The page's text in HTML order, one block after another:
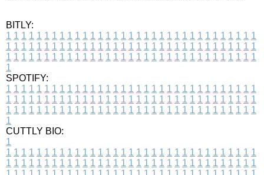
BITLY:
1 1 1 1 1 1 1 1 1 1 1 1 1 1 1 1 1 1 1 1 1 1 1 1 1 1 1 1 1 1 1 1 1
1 1 1 1 1 1 1 1 1 1 1 1 1 1 1 1 1 1 1 1 1 1 1 1 1 1 1 1 1 1 1 1 1
1 1 1 1 1 1 1 1 1 1 1 1 1 1 1 1 1 1 1 1 1 1 1 1 1 1 1 1 1 1 1 1 1
1
SPOTIFY:
1 1 1 1 1 1 1 1 1 1 1 1 1 1 1 1 1 1 1 1 1 1 1 1 1 1 1 1 1 1 1 1 1
1 1 1 1 1 1 1 1 1 1 1 1 1 1 1 1 1 1 1 1 1 1 1 1 1 1 1 1 1 1 1 1 1
1 1 1 1 1 1 1 1 1 1 1 1 1 1 1 1 1 1 1 1 1 1 1 1 1 1 1 1 1 1 1 1 1
1
CUTTLY BIO:
1
1 1 1 1 1 1 1 1 1 1 1 1 1 1 1 1 1 1 1 1 1 1 1 1 1 1 1 1 1 1 1 1 1
1 1 1 1 1 1 1 1 1 1 1 1 1 1 1 1 1 1 1 1 1 1 1 1 1 1 1 1 1 1 1 1 1